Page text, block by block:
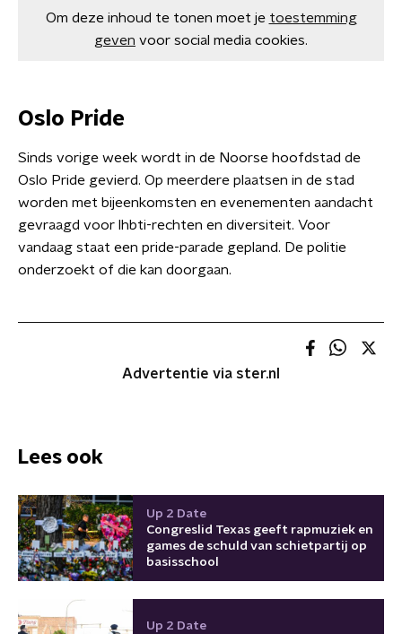
Om deze inhoud te tonen moet je toestemming
geven voor social media cookies.
Oslo Pride
Sinds vorige week wordt in de Noorse hoofdstad de
Oslo Pride gevierd. Op meerdere plaatsen in de stad
worden met bijeenkomsten en evenementen aandacht
gevraagd voor lhbti-rechten en diversiteit. Voor
vandaag staat een pride-parade gepland. De politie
onderzoekt of die kan doorgaan.
Advertentie via ster.nl
Lees ook
Up 2 Date
Congreslid Texas geeft rapmuziek en
games de schuld van schietpartij op
basisschool
Up 2 Date